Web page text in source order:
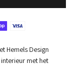
Hemels Design
met het